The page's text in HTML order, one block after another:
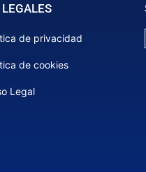
de privacidad
de cookies
Legal